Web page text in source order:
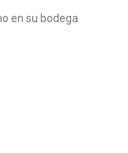
en su bodega